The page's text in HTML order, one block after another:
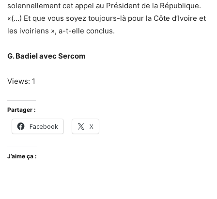
solennellement cet appel au Président de la République.
«(…) Et que vous soyez toujours-là pour la Côte d’Ivoire et
les ivoiriens », a-t-elle conclus.
G. Badiel avec Sercom
Views: 1
Partager :
Facebook X
J’aime ça :